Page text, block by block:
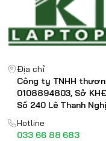
Địa chỉ
Công ty TNHH
0108894803, Sở
Số 240 Lê Thanh
Hotline
033 66 88 683